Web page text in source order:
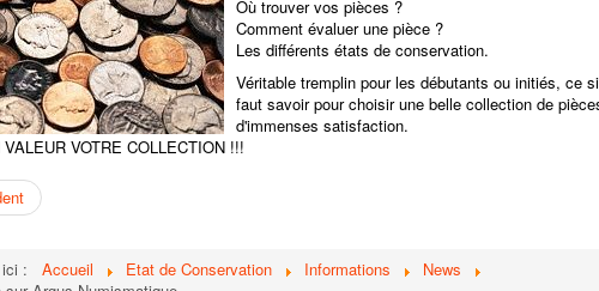
Où trouver vos pièces ?
Comment évaluer une pièce ?
Les différents états de conservation.
Véritable tremplin pour les débutants ou initiés, ce
faut savoir pour choisir une belle collection de
d'immenses satisfaction.
VOTRE COLLECTION !!!
: Accueil Etat de Conservation Informations
News